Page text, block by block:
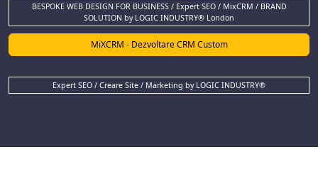
BESPOKE WEB DESIGN FOR BUSINESS / Expert SEO / MixCRM / BRAND
SOLUTION by LOGIC INDUSTRY® London
MiXCRM - Dezvoltare CRM Custom
Expert SEO / Creare Site / Marketing by LOGIC INDUSTRY®